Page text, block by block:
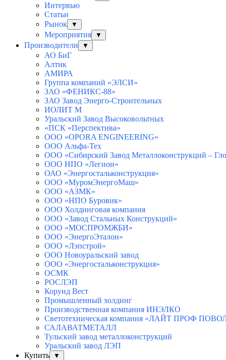
Интервью
Статьи
Рынок
▼
Мероприятия ▼
Производители ▼
АО БиГ
Алтик
АМИРА
Группа компаний «ЭЛСИ»
ЗАО «ФЕНИКС-88»
ЗАО Завод Энерго-Строительных
ИОЛИТ М
Уральский Завод Высоковольтных
«ПСК «Перспектива»
ООО «OPORA ENGINEERING»
ООО Альфа-Тех
ООО «Сибирский Завод Металлоконструкций –
ООО НПО «Легион»
ОАО «Энергостальконструкция»
ООО «МуромЭнергоМаш»
ООО «АЗМК»
ООО «НПО Буровик»
ООО Холдинговая компания
ООО «Завод Стальных Конструкций»
ООО «МОСПРОМЖБИ»
ООО «ЭнергоЭталон»
ООО «Лэпстрой»
ООО Новоуральский завод
ООО «Энергостальконструкция»
ОСМК
РОСЛЭП
Корунд Вест
Промышленный холдинг
Производственная компания ИНЭЛКО
Светотехническая компания «ЛАЙТ ПРОФ
САЛАВАТМЕТАЛЛ
Тульский завод металлоконструкций
Уральский завод ЛЭП
Купить
▼